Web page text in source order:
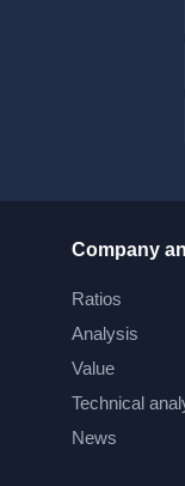
Company
Ratios
Analysis
Value
Technical
News